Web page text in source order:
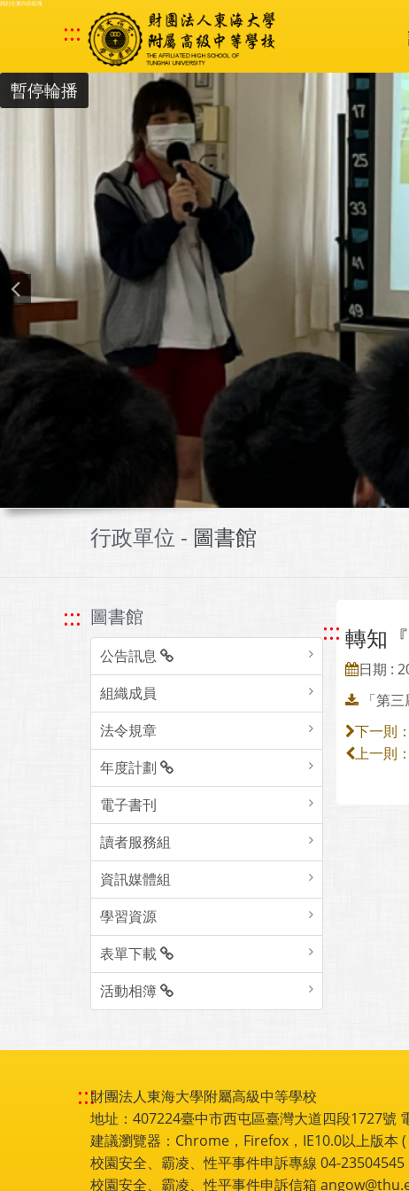
跳到主要內容區塊
:::
暫停輪播
行政單位 - 圖書館
::: 圖書館
公告訊息
組織成員
法令規章
年度計劃
電子書刊
讀者服務組
資訊媒體組
學習資源
表單下載
活動相簿
::: 轉知
日期 :
「第
下一則：
上一則：
:::財團法人東海大學附屬高級中等學校
地址：407224臺中市西屯區臺灣大道四段1727號
建議瀏覽器：Chrome，Firefox，IE10.0以上版本
校園安全、霸凌、性平事件申訴專線 04-23504545
校園安全、霸凌、性平事件申訴信箱